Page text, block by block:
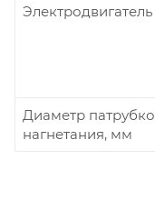
Электродвигатель
Диаметр
нагнетания, мм